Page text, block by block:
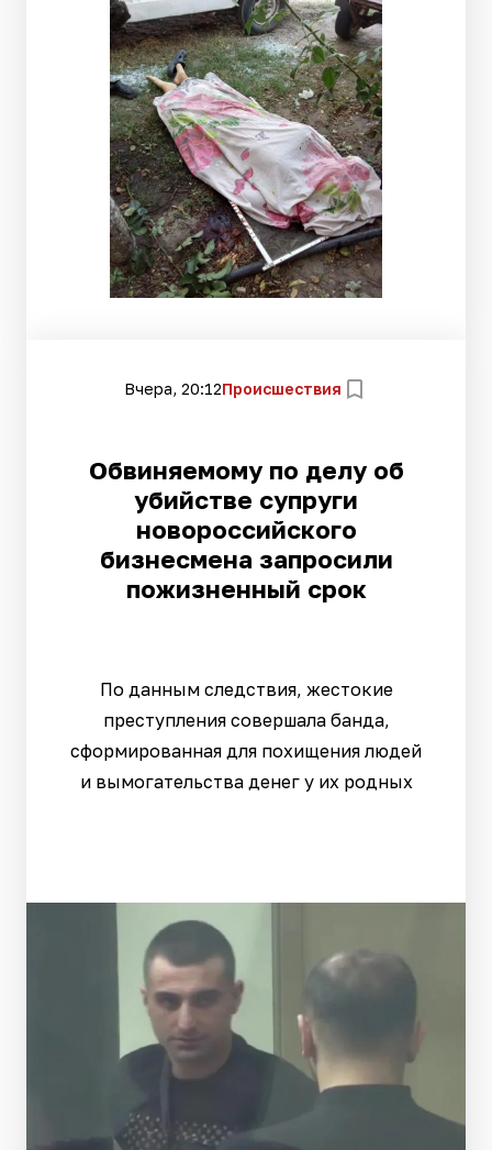
Вчера, 20:12Происшествия
Обвиняемому по делу об
убийстве супруги
новороссийского
бизнесмена запросили
пожизненный срок
По данным следствия, жестокие
преступления совершала банда,
сформированная для похищения людей
и вымогательства денег у их родных